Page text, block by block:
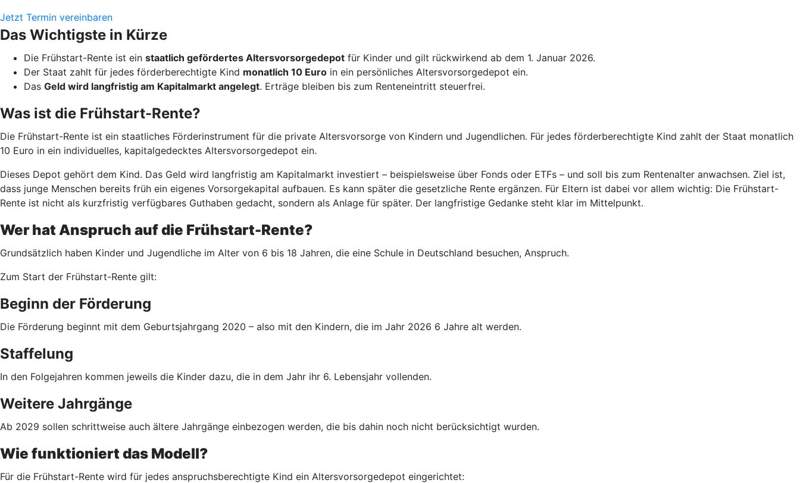
Jetzt Termin vereinbaren
Das Wichtigste in Kürze
Die Frühstart-Rente ist ein staatlich gefördertes Altersvorsorgedepot für Kinder und gilt rückwirkend ab dem 1. Januar 2026.
Der Staat zahlt für jedes förderberechtigte Kind monatlich 10 Euro in ein persönliches Altersvorsorgedepot ein.
Das Geld wird langfristig am Kapitalmarkt angelegt. Erträge bleiben bis zum Renteneintritt steuerfrei.
Was ist die Frühstart-Rente?
Die Frühstart-Rente ist ein staatliches Förderinstrument für die private Altersvorsorge von Kindern und Jugendlichen. Für jedes förderberechtigte Kind zahlt der Staat monatlich
10 Euro in ein individuelles, kapitalgedecktes Altersvorsorgedepot ein.
Dieses Depot gehört dem Kind. Das Geld wird langfristig am Kapitalmarkt investiert – beispielsweise über Fonds oder ETFs – und soll bis zum Rentenalter anwachsen. Ziel ist,
dass junge Menschen bereits früh ein eigenes Vorsorgekapital aufbauen. Es kann später die gesetzliche Rente ergänzen. Für Eltern ist dabei vor allem wichtig: Die Frühstart-
Rente ist nicht als kurzfristig verfügbares Guthaben gedacht, sondern als Anlage für später. Der langfristige Gedanke steht klar im Mittelpunkt.
Wer hat Anspruch auf die Frühstart-Rente?
Grundsätzlich haben Kinder und Jugendliche im Alter von 6 bis 18 Jahren, die eine Schule in Deutschland besuchen, Anspruch.
Zum Start der Frühstart-Rente gilt:
Beginn der Förderung
Die Förderung beginnt mit dem Geburtsjahrgang 2020 – also mit den Kindern, die im Jahr 2026 6 Jahre alt werden.
Staffelung
In den Folgejahren kommen jeweils die Kinder dazu, die in dem Jahr ihr 6. Lebensjahr vollenden.
Weitere Jahrgänge
Ab 2029 sollen schrittweise auch ältere Jahrgänge einbezogen werden, die bis dahin noch nicht berücksichtigt wurden.
Wie funktioniert das Modell?
Für die Frühstart-Rente wird für jedes anspruchsberechtigte Kind ein Altersvorsorgedepot eingerichtet: